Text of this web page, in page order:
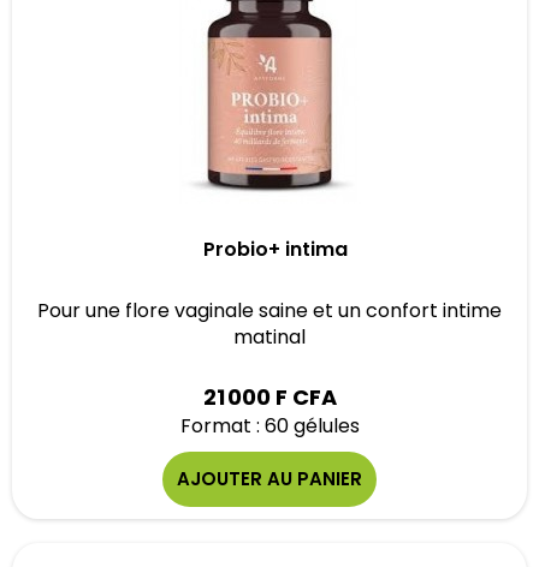
Probio+ intima
Pour une flore vaginale saine et un confort intime
matinal
21 000 F CFA
Format : 60 gélules
AJOUTER AU PANIER